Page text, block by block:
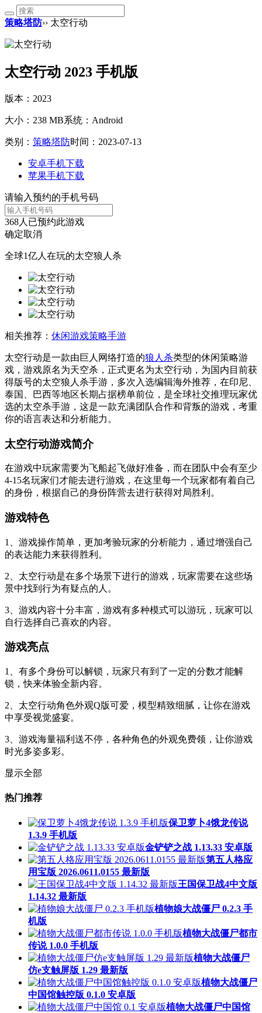
策略塔防›› 太空行动
太空行动 2023 手机版
版本：2023
大小：238 MB系统：Android
类别： 策略塔防时间：2023-07-13
安卓手机下载
苹果手机下载
请输入预约的手机号码
368人已预约此游戏
确定取消
全球1亿人在玩的太空狼人杀
相关推荐： 休闲游戏策略手游
太空行动是一款由巨人网络打造的狼人杀类型的休闲策略游
戏，游戏原名为天空杀，正式更名为太空行动，为国内目前获
得版号的太空狼人杀手游，多次入选编辑海外推荐，在印尼、
泰国、巴西等地区长期占据榜单前位，是全球社交推理玩家优
选的太空杀手游，这是一款充满团队合作和背叛的游戏，考重
你的语言表达和分析能力。
太空行动游戏简介
在游戏中玩家需要为飞船起飞做好准备，而在团队中会有至少
4-15名玩家们才能去进行游戏，在这里每一个玩家都有着自己
的身份，根据自己的身份阵营去进行获得对局胜利。
游戏特色
1、游戏操作简单，更加考验玩家的分析能力，通过增强自己
的表达能力来获得胜利。
2、太空行动是在多个场景下进行的游戏，玩家需要在这些场
景中找到行为有疑点的人。
3、游戏内容十分丰富，游戏有多种模式可以游玩，玩家可以
自行选择自己喜欢的内容。
游戏亮点
1、有多个身份可以解锁，玩家只有到了一定的分数才能解
锁，快来体验全新内容。
2、太空行动角色外观Q版可爱，模型精致细腻，让你在游戏
中享受视觉盛宴。
3、游戏海量福利送不停，各种角色的外观免费领，让你游戏
时光多姿多彩。
显示全部
热门推荐
保卫萝卜4饿龙传说
1.3.9 手机版
金铲铲之战 1.13.33 安卓版
第五人格应
用宝版 2026.0611.0155 最新版
王国保卫战4中文版
1.14.32 最新版
植物娘大战僵尸 0.2.3 手
机版
植物大战僵尸都市
传说 1.0.0 手机版
植物大战僵尸
仿e支触屏版 1.29 最新版
植物大战僵尸
中国馆触控版 0.1.0 安卓版
植物大战僵尸中国馆